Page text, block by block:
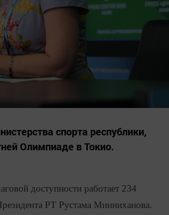
спорта республики,
Олимпиаде в Токио.
доступности работает 234
РТ Рустама Минниханова.